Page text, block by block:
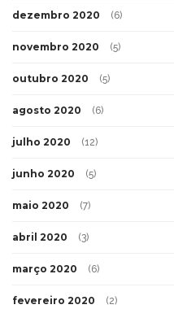
dezembro 2020 (6)
novembro 2020 (5)
outubro 2020 (5)
agosto 2020 (6)
julho 2020 (12)
junho 2020 (5)
maio 2020 (7)
abril 2020 (3)
março 2020 (6)
fevereiro 2020 (2)